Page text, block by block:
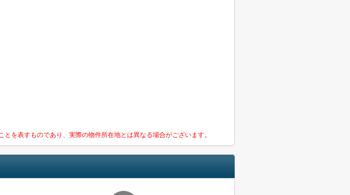
を表すものであり、実際の物件所在地とは異なる場合がございます。